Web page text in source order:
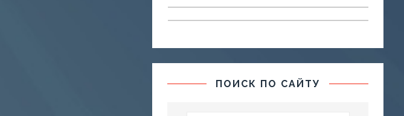
ПОИСК ПО САЙТУ